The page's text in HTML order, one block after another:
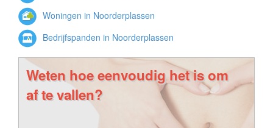
Woningen in Noorderplassen
Bedrijfspanden in Noorderplassen
Weten hoe eenvoudig het is om
af te vallen?